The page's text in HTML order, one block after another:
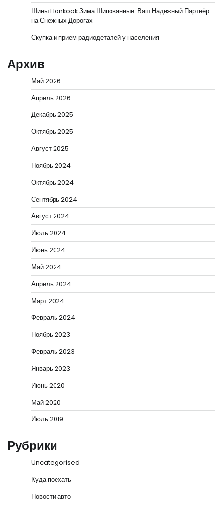
Шины Hankook Зима Шипованные: Ваш Надежный Партнёр
на Снежных Дорогах
Скупка и прием радиодеталей у населения
Архив
Май 2026
Апрель 2026
Декабрь 2025
Октябрь 2025
Август 2025
Ноябрь 2024
Октябрь 2024
Сентябрь 2024
Август 2024
Июль 2024
Июнь 2024
Май 2024
Апрель 2024
Март 2024
Февраль 2024
Ноябрь 2023
Февраль 2023
Январь 2023
Июнь 2020
Май 2020
Июль 2019
Рубрики
Uncategorised
Куда поехать
Новости авто